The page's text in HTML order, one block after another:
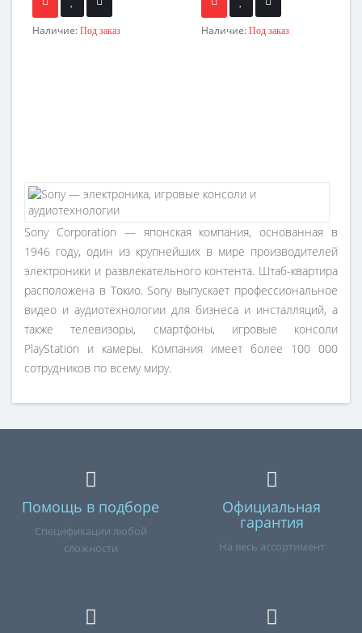
Наличие: Под заказ Наличие: Под заказ
Sony Corporation — японская компания, основанная в
1946 году, один из крупнейших в мире производителей
электроники и развлекательного контента. Штаб-квартира
расположена в Токио. Sony выпускает профессиональное
видео и аудиотехнологии для бизнеса и инсталляций, а
также телевизоры, смартфоны, игровые консоли
PlayStation и камеры. Компания имеет более 100 000
сотрудников по всему миру.
Помощь в подборе
Спецификации любой
сложности
Официальная
гарантия
На весь ассортимент